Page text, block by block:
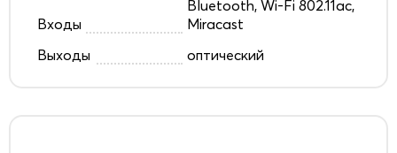
Входы
Bluetooth, Wi-Fi 802.11ac,
Miracast
Выходы
оптический